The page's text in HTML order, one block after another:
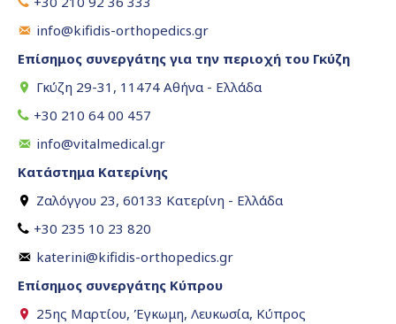
info@kifidis-orthopedics.gr
Επίσημος συνεργάτης για την περιοχή του Γκύζη
Γκύζη 29-31, 11474 Αθήνα - Ελλάδα
+30 210 64 00 457
info@vitalmedical.gr
Κατάστημα Κατερίνης
Ζαλόγγου 23, 60133 Κατερίνη - Ελλάδα
+30 235 10 23 820
katerini@kifidis-orthopedics.gr
Επίσημος συνεργάτης Κύπρου
25ης Μαρτίου, Έγκωμη, Λευκωσία, Κύπρος